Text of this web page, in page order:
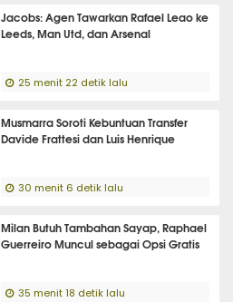
Jacobs: Agen Tawarkan Rafael Leao ke
Leeds, Man Utd, dan Arsenal
25 menit 22 detik lalu
Musmarra Soroti Kebuntuan Transfer
Davide Frattesi dan Luis Henrique
30 menit 6 detik lalu
Milan Butuh Tambahan Sayap, Raphael
Guerreiro Muncul sebagai Opsi Gratis
35 menit 18 detik lalu